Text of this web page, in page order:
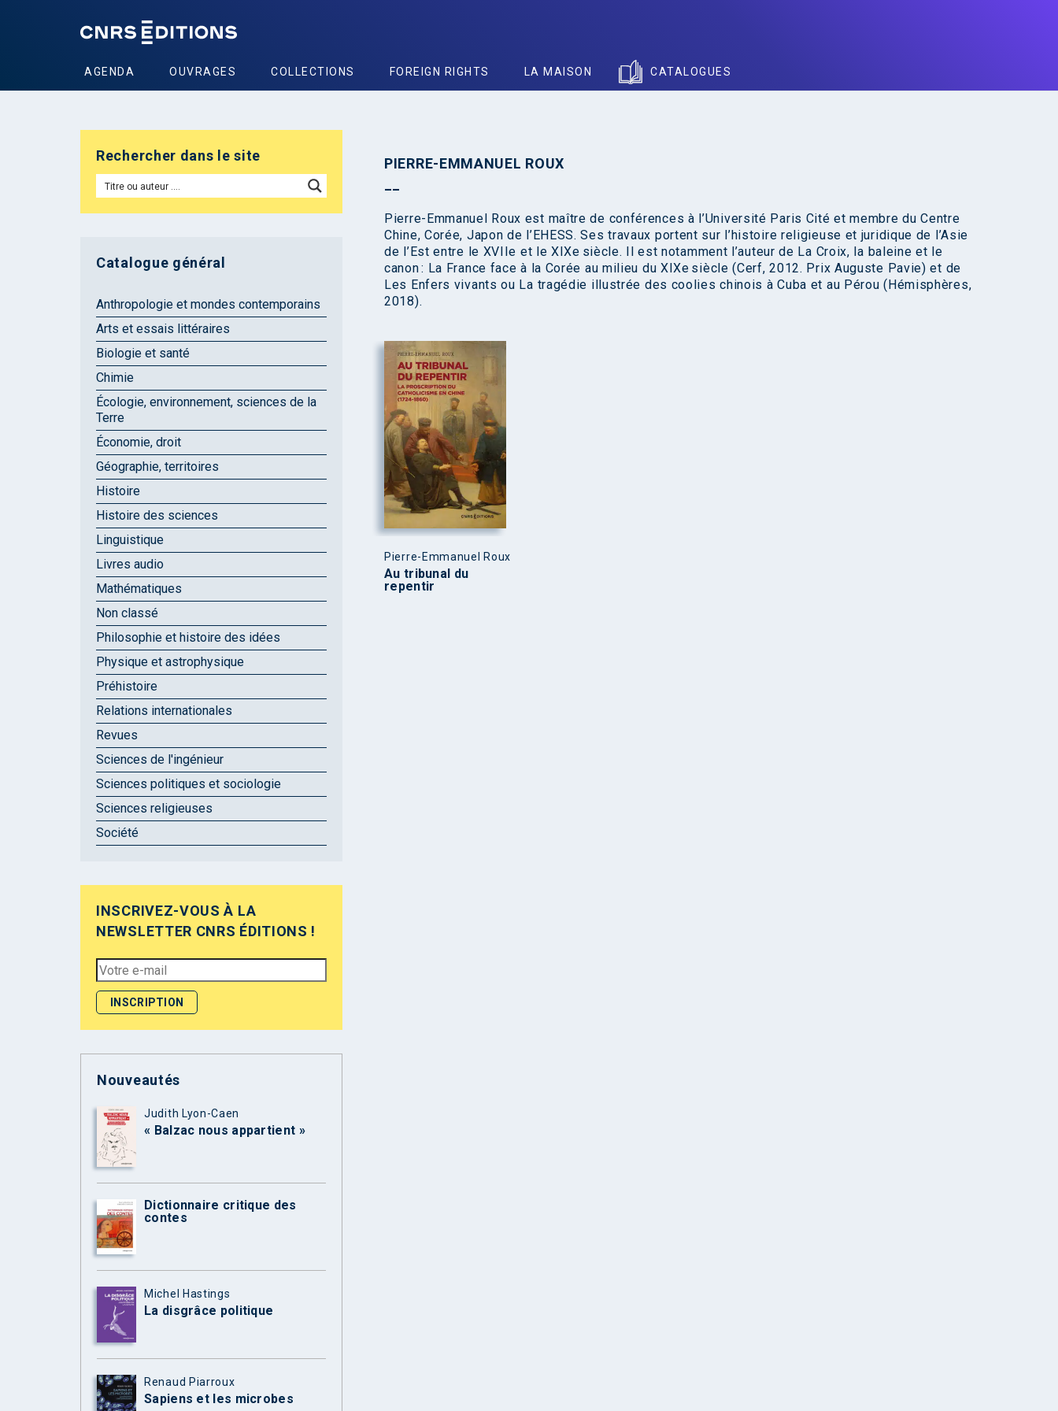
AGENDA OUVRAGES COLLECTIONS FOREIGN RIGHTS LA MAISON CATALOGUES
PIERRE-EMMANUEL ROUX
Pierre-Emmanuel Roux est maître de conférences à l’Université Paris Cité et membre du Centre
Chine, Corée, Japon de l’EHESS. Ses travaux portent sur l’histoire religieuse et juridique de l’Asie
de l’Est entre le XVIIe et le XIXe siècle. Il est notamment l’auteur de La Croix, la baleine et le
canon : La France face à la Corée au milieu du XIXe siècle (Cerf, 2012. Prix Auguste Pavie) et de
Les Enfers vivants ou La tragédie illustrée des coolies chinois à Cuba et au Pérou (Hémisphères,
2018).
Pierre-Emmanuel Roux
Au tribunal du
repentir
Rechercher dans le site
Catalogue général
Anthropologie et mondes contemporains
Arts et essais littéraires
Biologie et santé
Chimie
Écologie, environnement, sciences de la
Terre
Économie, droit
Géographie, territoires
Histoire
Histoire des sciences
Linguistique
Livres audio
Mathématiques
Non classé
Philosophie et histoire des idées
Physique et astrophysique
Préhistoire
Relations internationales
Revues
Sciences de l'ingénieur
Sciences politiques et sociologie
Sciences religieuses
Société
INSCRIVEZ-VOUS À LA
NEWSLETTER CNRS ÉDITIONS !
Nouveautés
Judith Lyon-Caen
« Balzac nous appartient »
Dictionnaire critique des
contes
Michel Hastings
La disgrâce politique
Renaud Piarroux
Sapiens et les microbes